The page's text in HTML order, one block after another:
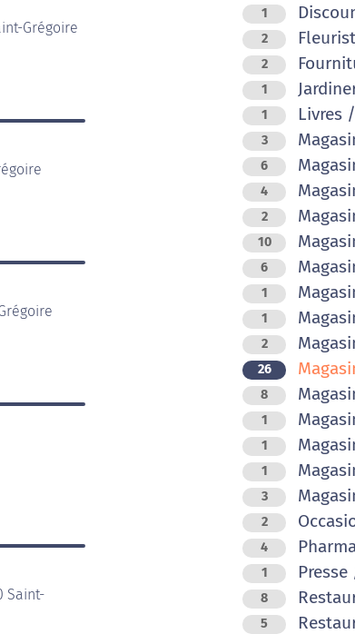
Grégoire
Saint-
1
2
2
1
1 Livres
3
6
4
2
10
6
1
1
2
26
8
1
1
1
3
2
4
1
8
5